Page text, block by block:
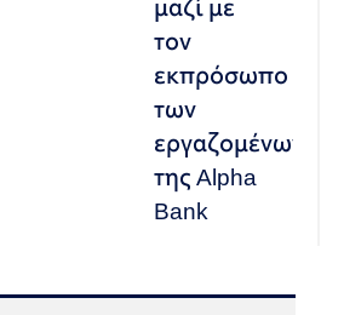
μαζί με
τον
εκπρόσωπο
των
εργαζομένων
της Alpha
Bank